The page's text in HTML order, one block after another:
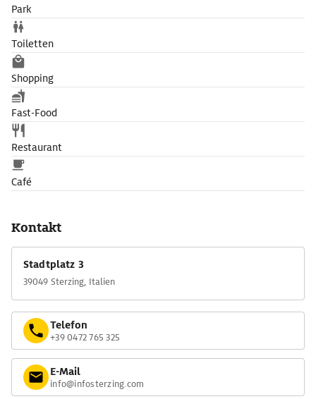
Park
Toiletten
Shopping
Fast-Food
Restaurant
Café
Kontakt
Stadtplatz 3
39049 Sterzing, Italien
Telefon
+39 0472 765 325
E-Mail
info@infosterzing.com